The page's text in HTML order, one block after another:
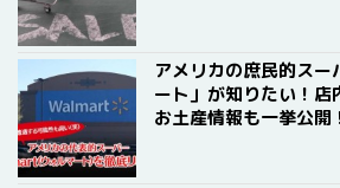
アメリカの庶民的スー
ート」が知りたい！店
お土産情報も一挙公開